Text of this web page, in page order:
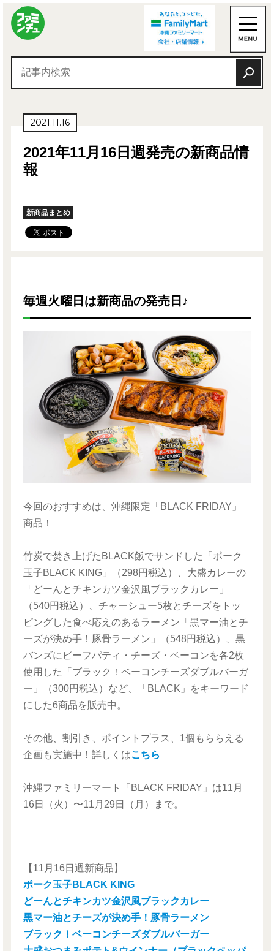
2021.11.16
2021年11月16日週発売の新商品情
報
新商品まとめ
毎週火曜日は新商品の発売日♪
今回のおすすめは、沖縄限定「BLACK FRIDAY」
商品！
竹炭で焚き上げたBLACK飯でサンドした「ポーク
玉子BLACK KING」（298円税込）、大盛カレーの
「どーんとチキンカツ金沢風ブラックカレー」
（540円税込）、チャーシュー5枚とチーズをトッ
ピングした食べ応えのあるラーメン「黒マー油とチ
ーズが決め手！豚骨ラーメン」（548円税込）、黒
バンズにビーフパティ・チーズ・ベーコンを各2枚
使用した「ブラック！ベーコンチーズダブルバーガ
ー」（300円税込）など、「BLACK」をキーワード
にした6商品を販売中。
その他、割引き、ポイントプラス、1個もららえる
企画も実施中！詳しくはこちら
沖縄ファミリーマート「BLACK FRIDAY」は11月
16日（火）〜11月29日（月）まで。
【11月16日週新商品】
ポーク玉子BLACK KING
どーんとチキンカツ金沢風ブラックカレー
黒マー油とチーズが決め手！豚骨ラーメン
ブラック！ベーコンチーズダブルバーガー